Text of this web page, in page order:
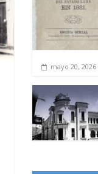
mayo 20, 2026